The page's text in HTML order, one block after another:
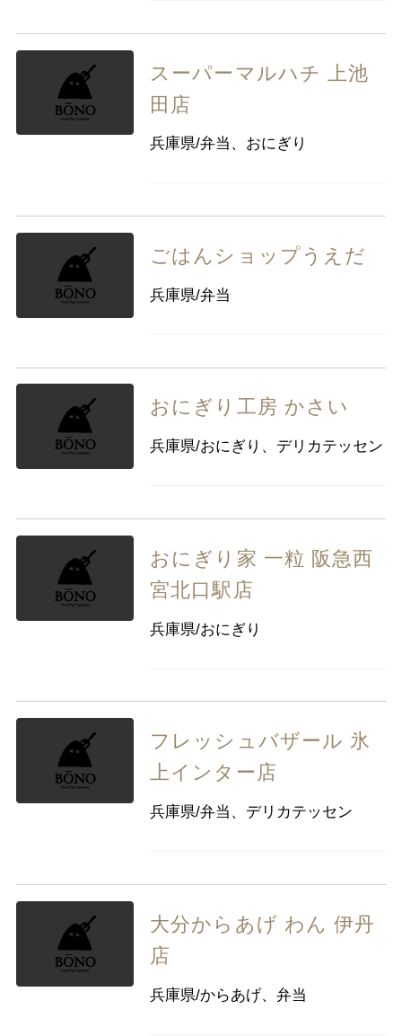
スーパーマルハチ 上池
田店
兵庫県/弁当、おにぎり
ごはんショップうえだ
兵庫県/弁当
おにぎり工房 かさい
兵庫県/おにぎり、デリカテッセン
おにぎり家 一粒 阪急西
宮北口駅店
兵庫県/おにぎり
フレッシュバザール 氷
上インター店
兵庫県/弁当、デリカテッセン
大分からあげ わん 伊丹
店
兵庫県/からあげ、弁当